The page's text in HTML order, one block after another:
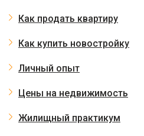
Как продать квартиру
Как купить новостройку
Личный опыт
Цены на недвижимость
Жилищный практикум